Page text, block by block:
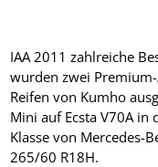
IAA 2011 zahlreiche
wurden zwei
Reifen von Kumho
Mini auf Ecsta V70A in
Klasse von Mercedes-
265/60 R18H.